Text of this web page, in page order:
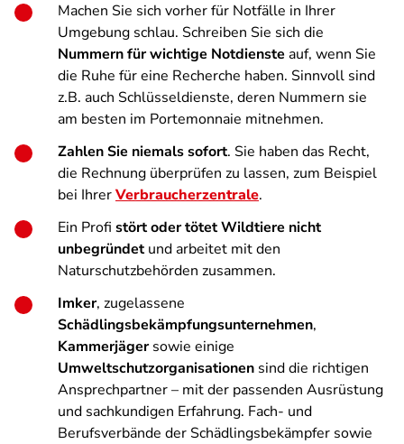
Machen Sie sich vorher für Notfälle in Ihrer
Umgebung schlau. Schreiben Sie sich die
Nummern für wichtige Notdienste auf, wenn Sie
die Ruhe für eine Recherche haben. Sinnvoll sind
z.B. auch Schlüsseldienste, deren Nummern sie
am besten im Portemonnaie mitnehmen.
Zahlen Sie niemals sofort. Sie haben das Recht,
die Rechnung überprüfen zu lassen, zum Beispiel
bei IhrerVerbraucherzentrale.
Ein Profi stört oder tötet Wildtiere nicht
unbegründetund arbeitet mit den
Naturschutzbehörden zusammen.
Imker, zugelassene
Schädlingsbekämpfungsunternehmen,
Kammerjägersowie einige
Umweltschutzorganisationen sind die richtigen
Ansprechpartner – mit der passenden Ausrüstung
und sachkundigen Erfahrung. Fach- und
Berufsverbände der Schädlingsbekämpfer sowie